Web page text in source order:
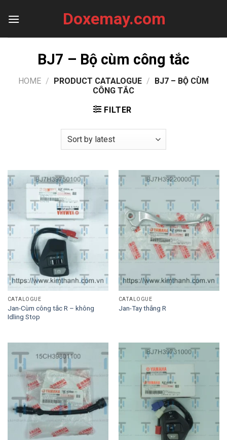
Doxemay.com
BJ7 – Bộ cùm công tắc
HOME / PRODUCT CATALOGUE /
BJ7 – BỘ CÙM
CÔNG TẮC
FILTER
CATALOGUE
Jan-Cùm công tắc R – không
Idling Stop
CATALOGUE
Jan-Tay thắng R